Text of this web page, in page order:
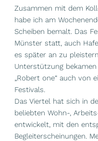
Zusammen mit dem
habe ich am
Scheiben bemalt. Das
Münster statt, auch
es später an zu
Unterstützung bekamen
„Robert one“ auch von
Festivals.
Das Viertel hat sich in
beliebten Wohn-,
entwickelt, mit den
Begleiterscheinungen.